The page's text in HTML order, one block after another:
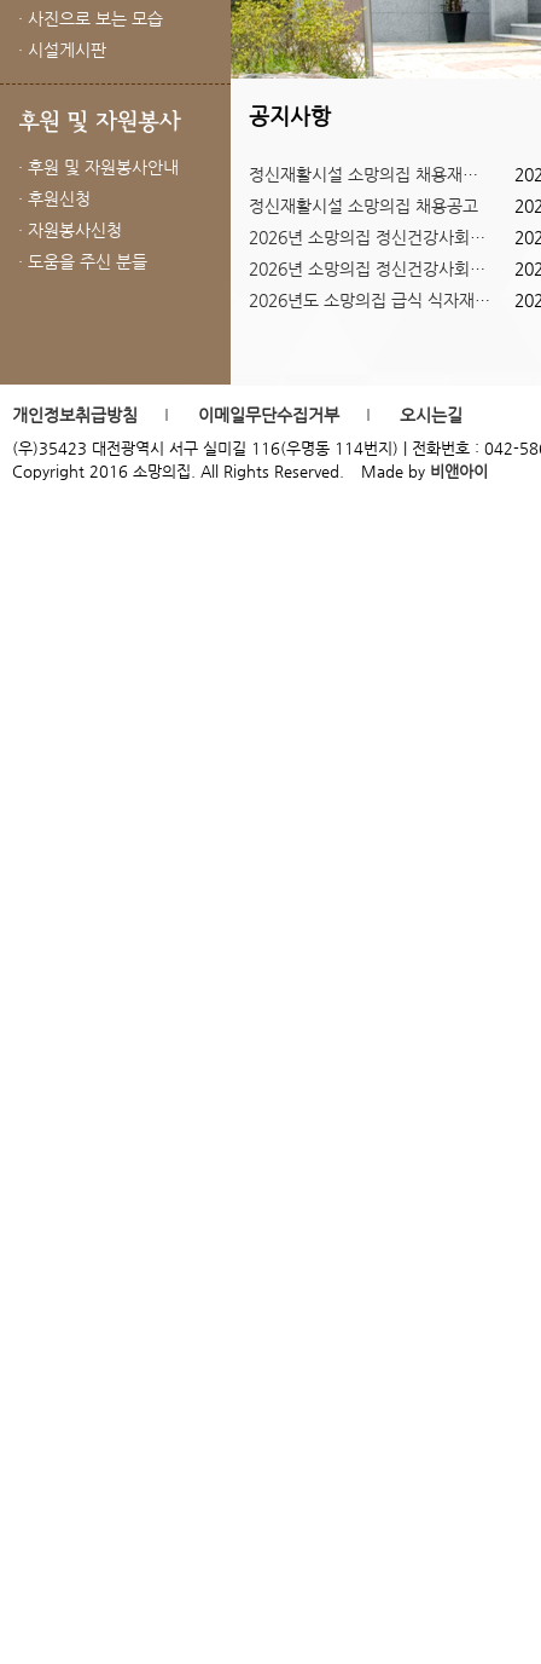
· 사진으로 보는 모습
· 시설게시판
· 후원 및 자원봉사안내
· 후원신청
· 자원봉사신청
· 도움을 주신 분들
PreviousNext
23
공지사항
정신재활시설 소망의집 채용재공고
정신재활시설 소망의집 채용공고
2026년 소망의집 정신건강사회복...
2026년 소망의집 정신건강사회복...
2026년도 소망의집 급식 식자재 ...
개인정보취급방침 이메일무단수집거부 오시는길
(우)35423 대전광역시 서구 실미길 116(우명동 114번지) | 전화번호 :
Copyright 2016 소망의집. All Rights Reserved.
Made by 비앤아이